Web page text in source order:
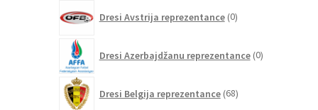
Dresi Avstrija reprezentance 0izdelkov
Dresi Azerbajdžanu reprezentance 0izdelkov
Dresi Belgija reprezentance 68izdelkov